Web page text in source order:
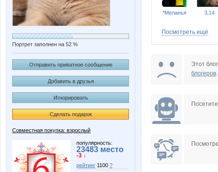
Портрет заполнен на 52 %
Отправить приватное сообщение
Добавить в друзья
Игнорировать
Сделать подарок
Совместная покупка: взрослый
популярность:
23483 место
-3 ↓
рейтинг 1100 ?
*Меланья 3,14
JuJu595
KotoPes L_B
Посмотреть ещё
Этот
блогеров.